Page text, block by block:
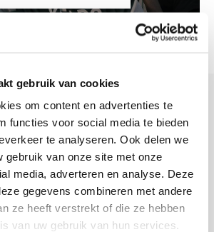
gebruik van cookies
om content en advertenties te
functies voor social media te bieden
te analyseren. Ook delen we
gebruik van onze site met onze
media, adverteren en analyse. Deze
gegevens combineren met andere
ze heeft verstrekt of die ze hebben
van uw gebruik van hun services.